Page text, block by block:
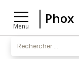
Menu
Phox